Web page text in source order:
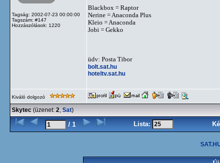
Tagság: 2002-07-23 00:00:00
Tagszám: #147
Hozzászólások: 1220
Blackbox = Raptor
Nerine = Anaconda Plus
Kleio = Anaconda
Jobi = Gekko
üdv: Posta Tibor
bolt.sat.hu
hoteltv.sat.hu
Kiváló dolgozó
Skytec (üzenet: 2, Sat)
/ 1 Lista: